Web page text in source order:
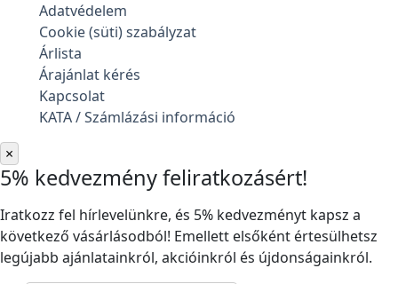
Adatvédelem
Cookie (süti) szabályzat
Árlista
Árajánlat kérés
Kapcsolat
KATA / Számlázási információ
×
5% kedvezmény feliratkozásért!
Iratkozz fel hírlevelünkre, és 5% kedvezményt kapsz a
következő vásárlásodból! Emellett elsőként értesülhetsz
legújabb ajánlatainkról, akcióinkról és újdonságainkról.